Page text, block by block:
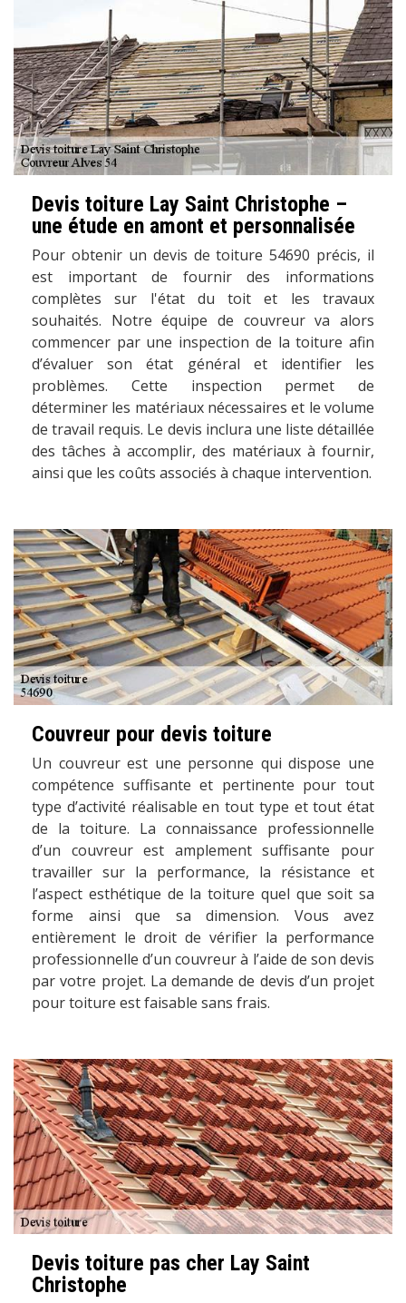
Devis toiture Lay Saint Christophe –
une étude en amont et personnalisée
Pour obtenir un devis de toiture 54690 précis, il
est important de fournir des informations
complètes sur l'état du toit et les travaux
souhaités. Notre équipe de couvreur va alors
commencer par une inspection de la toiture afin
d’évaluer son état général et identifier les
problèmes. Cette inspection permet de
déterminer les matériaux nécessaires et le volume
de travail requis. Le devis inclura une liste détaillée
des tâches à accomplir, des matériaux à fournir,
ainsi que les coûts associés à chaque intervention.
Couvreur pour devis toiture
Un couvreur est une personne qui dispose une
compétence suffisante et pertinente pour tout
type d’activité réalisable en tout type et tout état
de la toiture. La connaissance professionnelle
d’un couvreur est amplement suffisante pour
travailler sur la performance, la résistance et
l’aspect esthétique de la toiture quel que soit sa
forme ainsi que sa dimension. Vous avez
entièrement le droit de vérifier la performance
professionnelle d’un couvreur à l’aide de son devis
par votre projet. La demande de devis d’un projet
pour toiture est faisable sans frais.
Devis toiture pas cher Lay Saint
Christophe